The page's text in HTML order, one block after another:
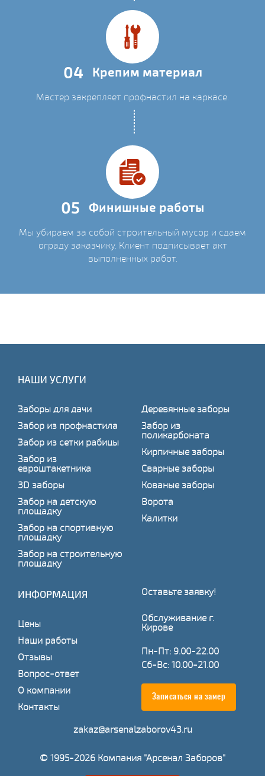
04 Крепим материал
Мастер закрепляет профнастил на каркасе.
05 Финишные работы
Мы убираем за собой строительный мусор и сдаем
ограду заказчику. Клиент подписывает акт
выполненных работ.
НАШИ УСЛУГИ
Заборы для дачи
Забор из профнастила
Забор из сетки рабицы
Забор из
евроштакетника
3D заборы
Забор на детскую
площадку
Забор на спортивную
площадку
Забор на строительную
площадку
Деревянные заборы
Забор из
поликарбоната
Кирпичные заборы
Сварные заборы
Кованые заборы
Ворота
Калитки
ИНФОРМАЦИЯ
Цены
Наши работы
Отзывы
Вопрос-ответ
О компании
Контакты
Оставьте заявку!
Обслуживание г.
Кирове
Пн-Пт: 9.00-22.00
Сб-Вс: 10.00-21.00
Записаться на замер
zakaz@arsenalzaborov43.ru
© 1995-2026 Компания "Арсенал Заборов"